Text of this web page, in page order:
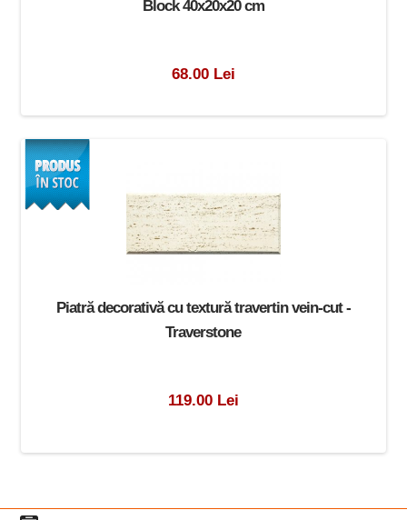
Block 40x20x20 cm
68.00 Lei
Piatră decorativă cu textură travertin vein-cut -
Traverstone
119.00 Lei